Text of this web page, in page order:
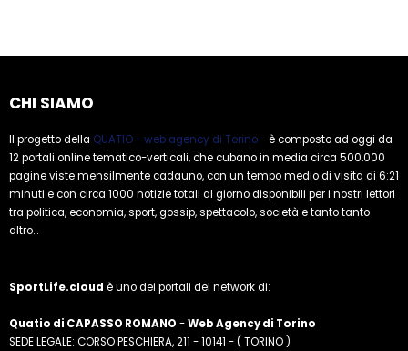
CHI SIAMO
Il progetto della QUATIO - web agency di Torino- è composto ad oggi da
12 portali online tematico-verticali, che cubano in media circa 500.000
pagine viste mensilmente cadauno, con un tempo medio di visita di 6:21
minuti e con circa 1000 notizie totali al giorno disponibili per i nostri lettori
tra politica, economia, sport, gossip, spettacolo, società e tanto tanto
altro...
SportLife.cloud è uno dei portali del network di:
Quatio di CAPASSO ROMANO -Web Agency di Torino
SEDE LEGALE: CORSO PESCHIERA, 211 - 10141 - ( TORINO )